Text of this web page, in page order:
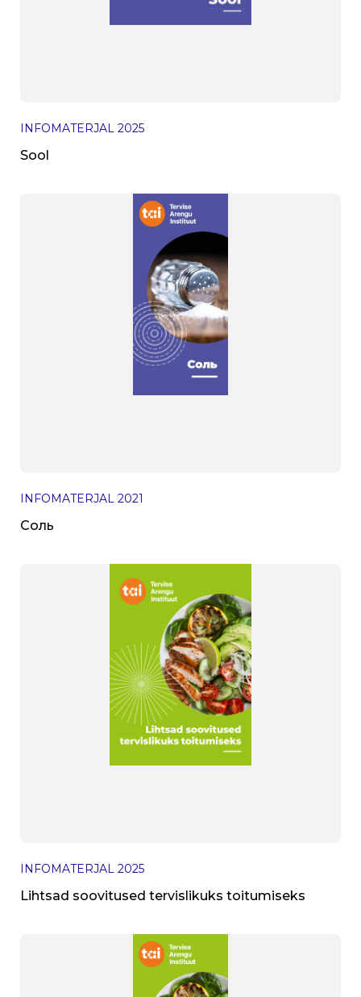
INFOMATERJAL 2025
Sool
INFOMATERJAL 2021
Соль
INFOMATERJAL 2025
Lihtsad soovitused tervislikuks toitumiseks